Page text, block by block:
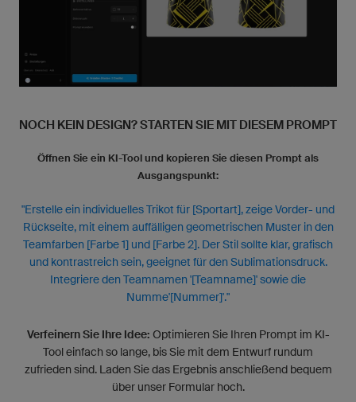
NOCH KEIN DESIGN? STARTEN SIE MIT DIESEM PROMPT
Öffnen Sie ein KI-Tool und kopieren Sie diesen Prompt als
Ausgangspunkt:
"Erstelle ein individuelles Trikot für [Sportart], zeige Vorder- und
Rückseite, mit einem auffälligen geometrischen Muster in den
Teamfarben [Farbe 1] und [Farbe 2]. Der Stil sollte klar, grafisch
und kontrastreich sein, geeignet für den Sublimationsdruck.
Integriere den Teamnamen '[Teamname]' sowie die
Numme'[Nummer]'."
Verfeinern Sie Ihre Idee: Optimieren Sie Ihren Prompt im KI-
Tool einfach so lange, bis Sie mit dem Entwurf rundum
zufrieden sind. Laden Sie das Ergebnis anschließend bequem
über unser Formular hoch.